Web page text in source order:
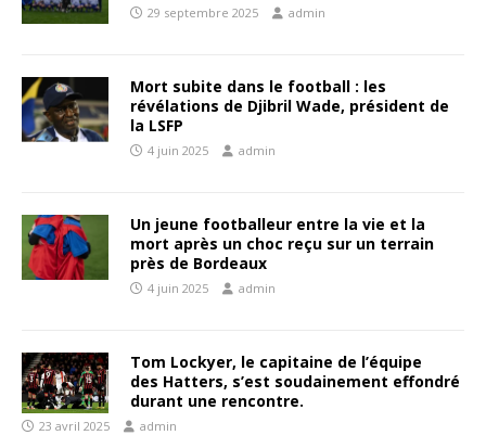
29 septembre 2025 admin
Mort subite dans le football : les
révélations de Djibril Wade, président de
la LSFP
4 juin 2025 admin
Un jeune footballeur entre la vie et la
mort après un choc reçu sur un terrain
près de Bordeaux
4 juin 2025 admin
Tom Lockyer, le capitaine de l’équipe
des Hatters, s’est soudainement effondré
durant une rencontre.
23 avril 2025 admin